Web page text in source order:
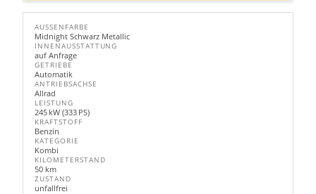
AUSSENFARBE
Midnight Schwarz Metallic
INNENAUSSTATTUNG
auf Anfrage
GETRIEBE
Automatik
ANTRIEBSACHSE
Allrad
LEISTUNG
245 kW (333 PS)
KRAFTSTOFF
Benzin
KATEGORIE
Kombi
KILOMETERSTAND
50 km
ZUSTAND
unfallfrei